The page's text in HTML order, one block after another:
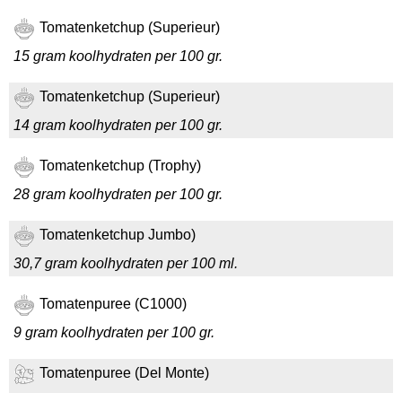
Tomatenketchup (Superieur)
15 gram koolhydraten per 100 gr.
Tomatenketchup (Superieur)
14 gram koolhydraten per 100 gr.
Tomatenketchup (Trophy)
28 gram koolhydraten per 100 gr.
Tomatenketchup Jumbo)
30,7 gram koolhydraten per 100 ml.
Tomatenpuree (C1000)
9 gram koolhydraten per 100 gr.
Tomatenpuree (Del Monte)